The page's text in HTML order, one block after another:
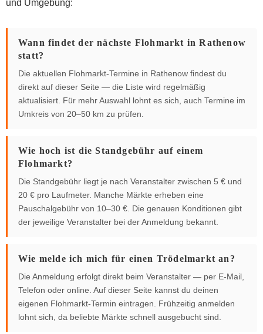
und Umgebung:
Wann findet der nächste Flohmarkt in Rathenow
statt?
Die aktuellen Flohmarkt-Termine in Rathenow findest du
direkt auf dieser Seite — die Liste wird regelmäßig
aktualisiert. Für mehr Auswahl lohnt es sich, auch Termine im
Umkreis von 20–50 km zu prüfen.
Wie hoch ist die Standgebühr auf einem
Flohmarkt?
Die Standgebühr liegt je nach Veranstalter zwischen 5 € und
20 € pro Laufmeter. Manche Märkte erheben eine
Pauschalgebühr von 10–30 €. Die genauen Konditionen gibt
der jeweilige Veranstalter bei der Anmeldung bekannt.
Wie melde ich mich für einen Trödelmarkt an?
Die Anmeldung erfolgt direkt beim Veranstalter — per E-Mail,
Telefon oder online. Auf dieser Seite kannst du deinen
eigenen Flohmarkt-Termin eintragen. Frühzeitig anmelden
lohnt sich, da beliebte Märkte schnell ausgebucht sind.